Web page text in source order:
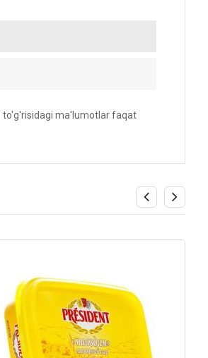
to'g'risidagi ma'lumotlar faqat